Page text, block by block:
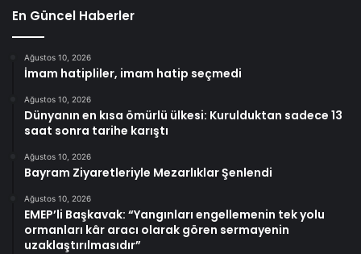
En Güncel Haberler
Ağustos 10, 2026
İmam hatipliler, imam hatip seçmedi
Ağustos 10, 2026
Dünyanın en kısa ömürlü ülkesi: Kurulduktan sadece 13
saat sonra tarihe karıştı
Ağustos 10, 2026
Bayram Ziyaretleriyle Mezarlıklar Şenlendi
Ağustos 10, 2026
EMEP’li Başkavak: “Yangınları engellemenin tek yolu
ormanları kâr aracı olarak gören sermayenin
uzaklaştırılmasıdır”